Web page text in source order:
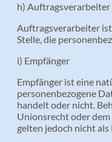
h) Auftragsverarbeiter
Auftragsverarbeiter
Stelle, die
i) Empfänger
Empfänger ist eine
personenbezogene
handelt oder nicht.
Unionsrecht oder
gelten jedoch nicht als